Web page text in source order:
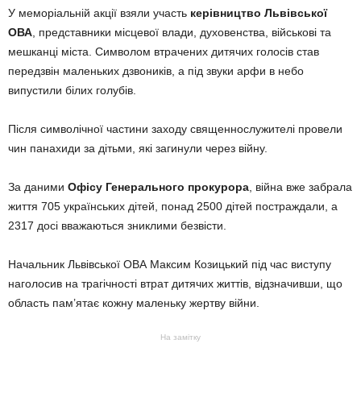
У меморіальній акції взяли участь керівництво Львівської
ОВА, представники місцевої влади, духовенства, військові та
мешканці міста. Символом втрачених дитячих голосів став
передзвін маленьких дзвоників, а під звуки арфи в небо
випустили білих голубів.
Після символічної частини заходу священнослужителі провели
чин панахиди за дітьми, які загинули через війну.
За даними Офісу Генерального прокурора, війна вже забрала
життя 705 українських дітей, понад 2500 дітей постраждали, а
2317 досі вважаються зниклими безвісти.
Начальник Львівської ОВА Максим Козицький під час виступу
наголосив на трагічності втрат дитячих життів, відзначивши, що
область пам’ятає кожну маленьку жертву війни.
На замітку